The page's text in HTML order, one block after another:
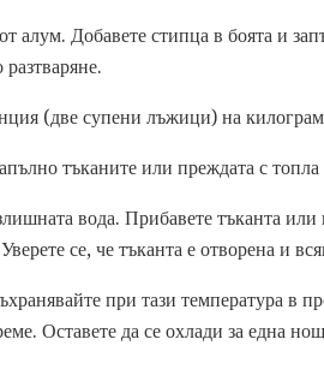
Добавете стипца в боята и
(две супени лъжици) на
тъканите или преждата с топла
вода. Прибавете тъканта или
се, че тъканта е отворена и
при тази температура в
Оставете да се охлади за една